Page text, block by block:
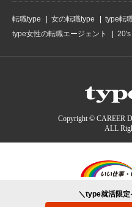
転職type 女の転職type
type転
type女性の転職エージェント
20's
Copyright © CAREER
ALL
type就活を
＼type就活限定